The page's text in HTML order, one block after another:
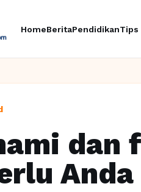
HomeBeritaPendidikanTips
dan